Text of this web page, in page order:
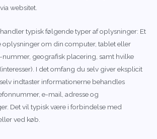
websitet.
typisk følgende typer af oplysninger: Et
oplysninger om din computer, tablet eller
geografisk placering, samt hvilke
I det omfang du selv giver eksplicit
indtaster informationerne behandles
e-mail, adresse og
Det vil typisk være i forbindelse med
ved køb.